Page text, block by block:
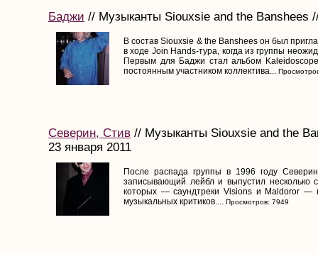
Баджи // Музыканты Siouxsie and the Banshees
В состав Siouxsie & the Banshees он был
в ходе Join Hands-тура, когда из группы
Первым для Баджи стал альбом
постоянным участником коллектива...
Северин, Стив // Музыканты Siouxsie and the
23 января 2011
После распада группы в 1996 году
записывающий лейбл и выпустил несколько
которых — саундтреки Visions и Maldoror —
музыкальных критиков.... Просмотров: 7949